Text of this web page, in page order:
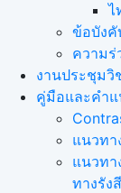
ไ
ข้อบัง
ความร่
งานประชุมวิ
คู่มือและคำ
แนวทา
แนวทา
ทางรัง